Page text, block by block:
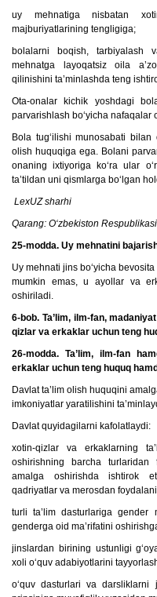
uy mehnatiga nisbatan
majburiyatlarining tengligiga;
bolalarni boqish, tarbiyalash
mehnatga layoqatsiz oila
qilinishini ta’minlashda teng
Ota-onalar kichik yoshdagi
parvarishlash bo‘yicha nafaqalar
Bola tug‘ilishi munosabati bilan
olish huquqiga ega. Bolani
onaning ixtiyoriga ko‘ra ular
ta’tildan uni qismlarga bo‘lgan
LexUZ sharhi
Qarang: O‘zbekiston
25-modda. Uy mehnatini
Uy mehnati jins bo‘yicha
mumkin emas, u ayollar va
oshiriladi.
6-bob. Ta’lim, ilm-fan,
qizlar va erkaklar uchun teng
26-modda. Ta’lim, ilm-fan
erkaklar uchun teng huquq
Davlat ta’lim olish huquqini
imkoniyatlar yaratilishini
Davlat quyidagilarni kafolatlaydi:
xotin-qizlar va erkaklarning
oshirishning barcha turlaridan
amalga oshirishda ishtirok
qadriyatlar va merosdan
turli ta’lim dasturlariga gender
genderga oid ma’rifatini
jinslardan birining ustunligi
xoli o‘quv adabiyotlarini
o‘quv dasturlari va darsliklarni